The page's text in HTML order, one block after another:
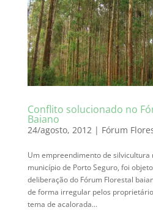
Conflito solucionado no
Baiano
24/agosto, 2012 | Fórum
Um empreendimento de silvicultura
município de Porto Seguro, foi
deliberação do Fórum Florestal
de forma irregular pelos
tema de acalorada...